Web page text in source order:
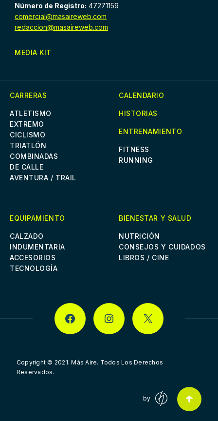
Número de Registro: 47271159
comercial@masaireweb.com
redaccion@masaireweb.com
MEDIA KIT
CARRERAS
ATLETISMO
EXTREMO
CICLISMO
TRIATLÓN
COMBINADAS
DE CALLE
AVENTURA / TRAIL
CALENDARIO
HISTORIAS
ENTRENAMIENTO
FITNESS
RUNNING
EQUIPAMIENTO
CALZADO
INDUMENTARIA
ACCESORIOS
TECNOLOGÍA
BIENESTAR Y SALUD
NUTRICIÓN
CONSEJOS Y CUIDADOS
LIBROS / CINE
FACEBOOK INSTAGRAMX
Copyright © 2021.Más Aire. Todos Los Derechos
Reservados.
by